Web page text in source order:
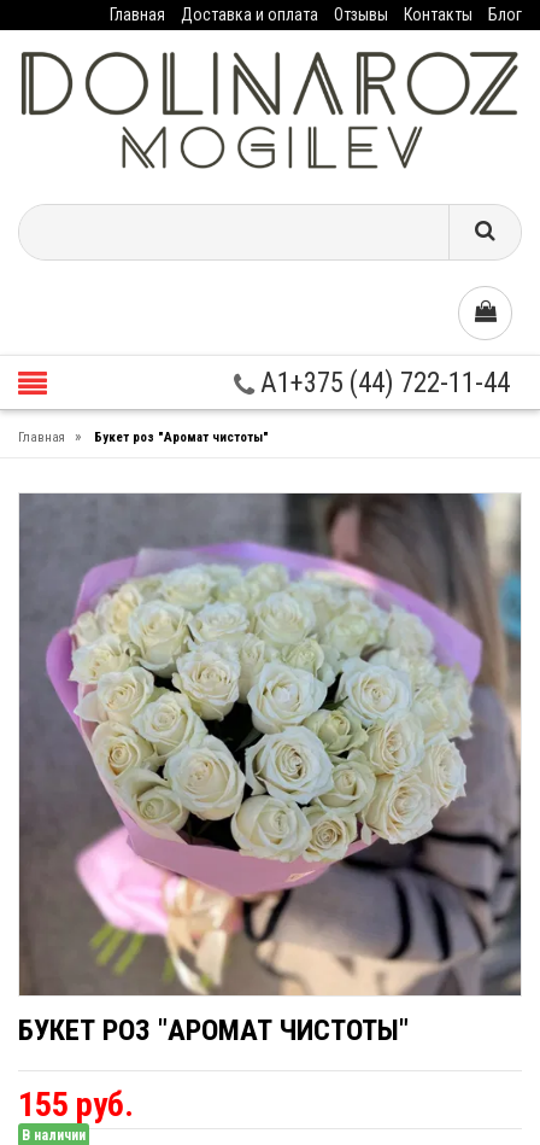
Главная Доставка и оплата Отзывы Контакты Блог
A1+375 (44) 722-11-44
Главная » Букет роз "Аромат чистоты"
БУКЕТ РОЗ "АРОМАТ ЧИСТОТЫ"
155 руб.
В наличии